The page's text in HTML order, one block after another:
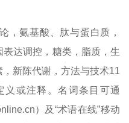
氨基酸、肽与蛋白质，
达调控，糖类，脂质，生
新陈代谢，方法与技术11
义或注释。名词条目可通
）及“术语在线”移动